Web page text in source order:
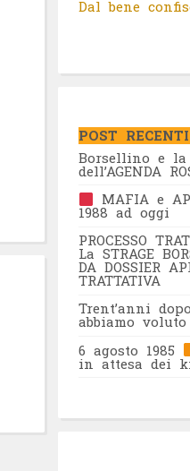
Dal bene
POST RECENTI
Borsellino e la
dell’AGENDA
MAFIA e
1988 ad oggi
PROCESSO
La STRAGE
DA DOSSIER
TRATTATIVA
Trent’anni
abbiamo voluto
6 agosto 1985
in attesa dei